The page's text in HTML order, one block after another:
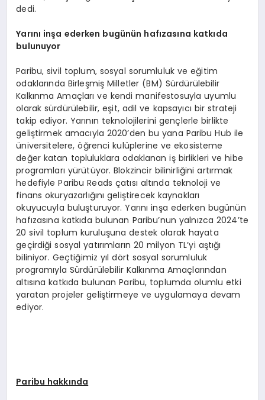
dedi.
Yarını inşa ederken bugünün hafızasına katkıda
bulunuyor
Paribu, sivil toplum, sosyal sorumluluk ve eğitim
odaklarında Birleşmiş Milletler (BM) Sürdürülebilir
Kalkınma Amaçları ve kendi manifestosuyla uyumlu
olarak sürdürülebilir, eşit, adil ve kapsayıcı bir strateji
takip ediyor. Yarının teknolojilerini gençlerle birlikte
geliştirmek amacıyla 2020’den bu yana Paribu Hub ile
üniversitelere, öğrenci kulüplerine ve ekosisteme
değer katan topluluklara odaklanan iş birlikleri ve hibe
programları yürütüyor. Blokzincir bilinirliğini artırmak
hedefiyle Paribu Reads çatısı altında teknoloji ve
finans okuryazarlığını geliştirecek kaynakları
okuyucuyla buluşturuyor. Yarını inşa ederken bugünün
hafızasına katkıda bulunan Paribu’nun yalnızca 2024’te
20 sivil toplum kuruluşuna destek olarak hayata
geçirdiği sosyal yatırımların 20 milyon TL’yi aştığı
biliniyor. Geçtiğimiz yıl dört sosyal sorumluluk
programıyla Sürdürülebilir Kalkınma Amaçlarından
altısına katkıda bulunan Paribu, toplumda olumlu etki
yaratan projeler geliştirmeye ve uygulamaya devam
ediyor.
Paribu hakkında